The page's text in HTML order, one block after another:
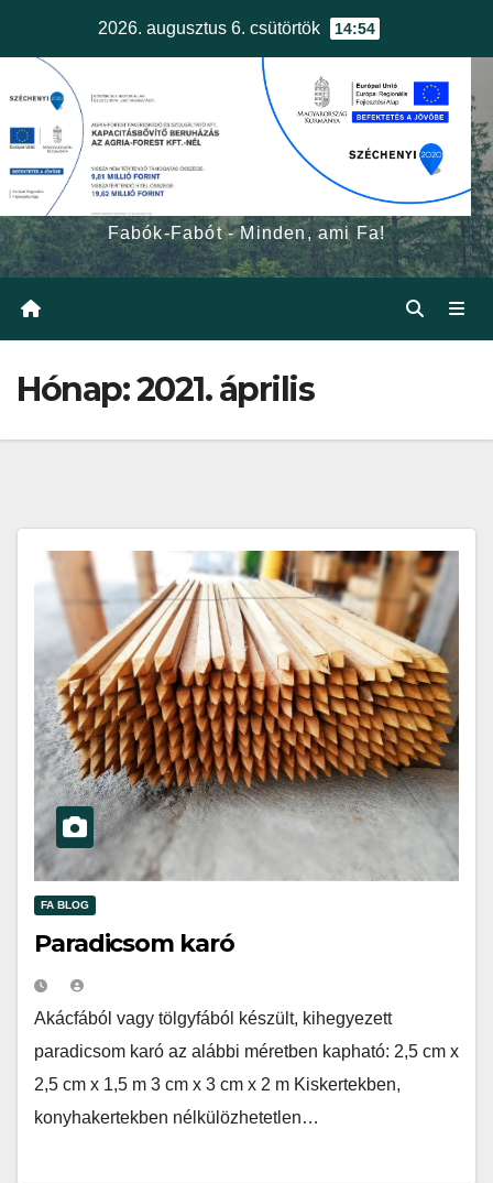
2026. augusztus 6. csütörtök 14:54
egerfa.hu
Fabók-Fabót - Minden, ami Fa!
Hónap:2021. április
FA BLOG
Paradicsom karó
Akácfából vagy tölgyfából készült, kihegyezett
paradicsom karó az alábbi méretben kapható: 2,5 cm x
2,5 cm x 1,5 m 3 cm x 3 cm x 2 m Kiskertekben,
konyhakertekben nélkülözhetetlen…